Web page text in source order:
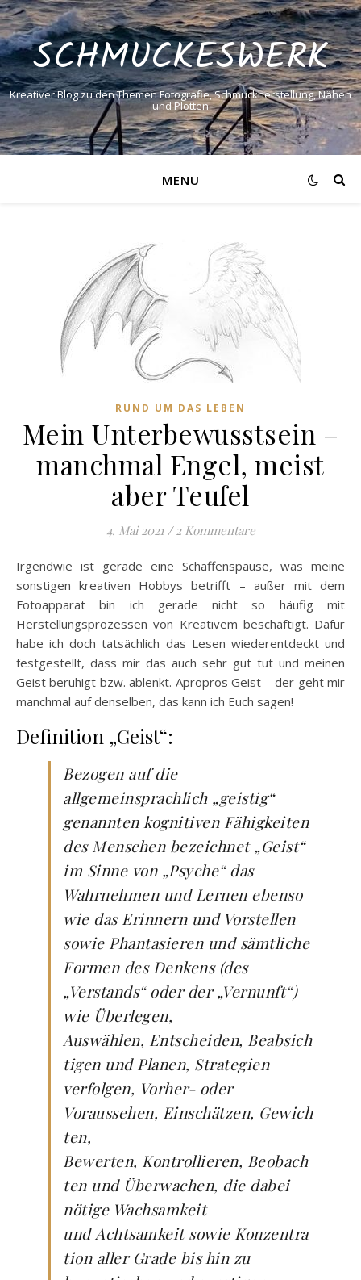
SCHMUCKESWERK
Kreativer Blog zu den Themen Fotografie, Schmuckherstellung, Nähen
und Plotten
MENU
RUND UM DAS LEBEN
Mein Unterbewusstsein –
manchmal Engel, meist
aber Teufel
4. Mai 2021 / 2 Kommentare
Irgendwie ist gerade eine Schaffenspause, was meine
sonstigen kreativen Hobbys betrifft – außer mit dem
Fotoapparat bin ich gerade nicht so häufig mit
Herstellungsprozessen von Kreativem beschäftigt. Dafür
habe ich doch tatsächlich das Lesen wiederentdeckt und
festgestellt, dass mir das auch sehr gut tut und meinen
Geist beruhigt bzw. ablenkt. Apropros Geist – der geht mir
manchmal auf denselben, das kann ich Euch sagen!
Definition „Geist“:
Bezogen auf die
allgemeinsprachlich „geistig“
genannten kognitiven Fähigkeiten
des Menschen bezeichnet „Geist“
im Sinne von „Psyche“ das
Wahrnehmen und Lernen ebenso
wie das Erinnern und Vorstellen
sowie Phantasieren und sämtliche
Formen des Denkens (des
„Verstands“ oder der „Vernunft“)
wie Überlegen,
Auswählen, Entscheiden, Beabsich
tigen und Planen, Strategien
verfolgen, Vorher- oder
Voraussehen, Einschätzen, Gewich
ten,
Bewerten, Kontrollieren, Beobach
ten und Überwachen, die dabei
nötige Wachsamkeit
und Achtsamkeit sowie Konzentra
tion aller Grade bis hin zu